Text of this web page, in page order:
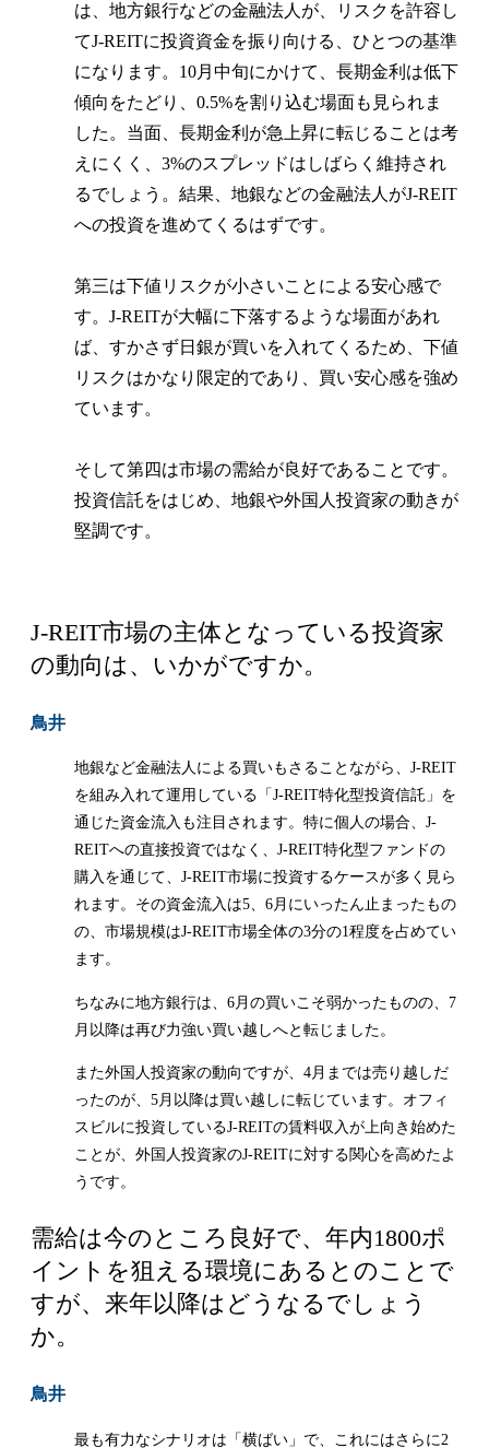
は、地方銀行などの金融法人が、リスクを許容し
てJ-REITに投資資金を振り向ける、ひとつの基準
になります。10月中旬にかけて、長期金利は低下
傾向をたどり、0.5%を割り込む場面も見られま
した。当面、長期金利が急上昇に転じることは考
えにくく、3%のスプレッドはしばらく維持され
るでしょう。結果、地銀などの金融法人がJ-REIT
への投資を進めてくるはずです。
第三は下値リスクが小さいことによる安心感で
す。J-REITが大幅に下落するような場面があれ
ば、すかさず日銀が買いを入れてくるため、下値
リスクはかなり限定的であり、買い安心感を強め
ています。
そして第四は市場の需給が良好であることです。
投資信託をはじめ、地銀や外国人投資家の動きが
堅調です。
J-REIT市場の主体となっている投資家
の動向は、いかがですか。
鳥井
地銀など金融法人による買いもさることながら、J-REIT
を組み入れて運用している「J-REIT特化型投資信託」を
通じた資金流入も注目されます。特に個人の場合、J-
REITへの直接投資ではなく、J-REIT特化型ファンドの
購入を通じて、J-REIT市場に投資するケースが多く見ら
れます。その資金流入は5、6月にいったん止まったもの
の、市場規模はJ-REIT市場全体の3分の1程度を占めてい
ます。
ちなみに地方銀行は、6月の買いこそ弱かったものの、7
月以降は再び力強い買い越しへと転じました。
また外国人投資家の動向ですが、4月までは売り越しだ
ったのが、5月以降は買い越しに転じています。オフィ
スビルに投資しているJ-REITの賃料収入が上向き始めた
ことが、外国人投資家のJ-REITに対する関心を高めたよ
うです。
需給は今のところ良好で、年内1800ポ
イントを狙える環境にあるとのことで
すが、来年以降はどうなるでしょう
か。
鳥井
最も有力なシナリオは「横ばい」で、これにはさらに2